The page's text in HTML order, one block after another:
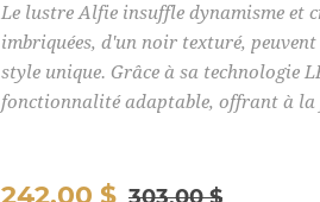
Le lustre Alfie insuffle dynamisme et
imbriquées, d'un noir texturé,
style unique. Grâce à sa technologie
fonctionnalité adaptable, offrant à la
242,00 $